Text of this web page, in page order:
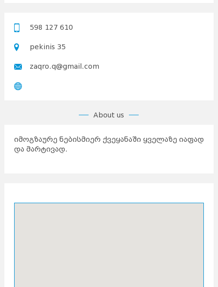
598 127 610
pekinis 35
zaqro.q@gmail.com
About us
იმოგზაურე ნებისმიერ ქვეყანაში ყველაზე იაფად
და მარტივად.